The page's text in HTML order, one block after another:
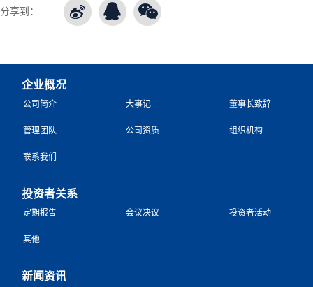
分享到：
企业概况
公司简介 大事记 董事长致辞
管理团队 公司资质 组织机构
联系我们
投资者关系
定期报告 会议决议 投资者活动
其他
新闻资讯